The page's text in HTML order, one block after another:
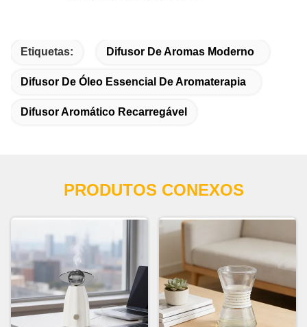
Etiquetas: Difusor De Aromas Moderno
Difusor De Óleo Essencial De Aromaterapia
Difusor Aromático Recarregável
PRODUTOS CONEXOS